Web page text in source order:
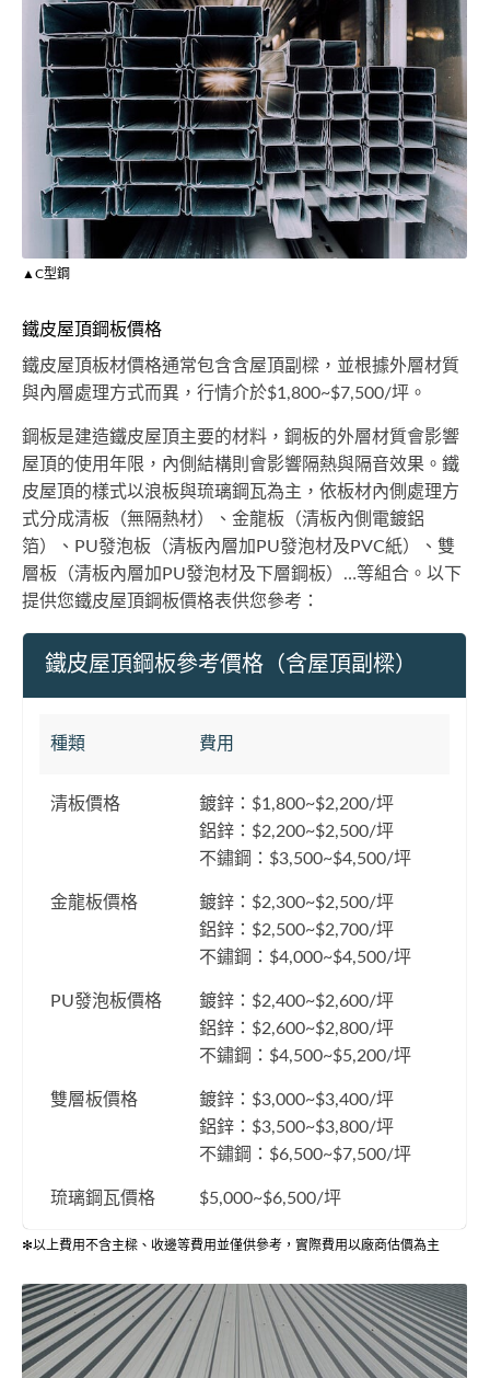
▲C型鋼
鐵皮屋頂鋼板價格
鐵皮屋頂板材價格通常包含含屋頂副樑，並根據外層材質
與內層處理方式而異，行情介於$1,800~$7,500/坪。
鋼板是建造鐵皮屋頂主要的材料，鋼板的外層材質會影響
屋頂的使用年限，內側結構則會影響隔熱與隔音效果。鐵
皮屋頂的樣式以浪板與琉璃鋼瓦為主，依板材內側處理方
式分成清板（無隔熱材）、金龍板（清板內側電鍍鋁
箔）、PU發泡板（清板內層加PU發泡材及PVC紙）、雙
層板（清板內層加PU發泡材及下層鋼板）…等組合。以下
提供您鐵皮屋頂鋼板價格表供您參考：
鐵皮屋頂鋼板參考價格（含屋頂副樑）
種類 費用
清板價格
鍍鋅：$1,800~$2,200/坪
鋁鋅：$2,200~$2,500/坪
不鏽鋼：$3,500~$4,500/坪
金龍板價格
鍍鋅：$2,300~$2,500/坪
鋁鋅：$2,500~$2,700/坪
不鏽鋼：$4,000~$4,500/坪
PU發泡板價格
鍍鋅：$2,400~$2,600/坪
鋁鋅：$2,600~$2,800/坪
不鏽鋼：$4,500~$5,200/坪
雙層板價格
鍍鋅：$3,000~$3,400/坪
鋁鋅：$3,500~$3,800/坪
不鏽鋼：$6,500~$7,500/坪
琉璃鋼瓦價格 $5,000~$6,500/坪
✻以上費用不含主樑、收邊等費用並僅供參考，實際費用以廠商估價為主